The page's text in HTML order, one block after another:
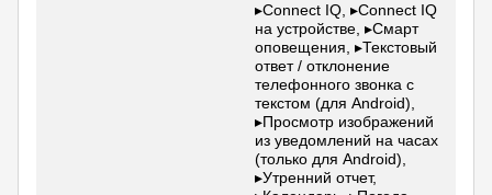
▸Connect IQ, ▸Connect IQ
на устройстве, ▸Смарт
оповещения, ▸Текстовый
ответ / отклонение
телефонного звонка с
текстом (для Android),
▸Просмотр изображений
из уведомлений на часах
(только для Android),
▸Утренний отчет,